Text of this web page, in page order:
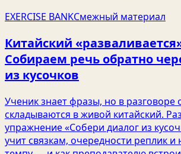
EXERCISE BANKСмежный материал
Китайский
Собираем речь обратно
из кусочков
Ученик знает фразы, но в разговоре
складываются в живой китайский.
упражнение «Собери диалог из
учит связкам, очередности реплик